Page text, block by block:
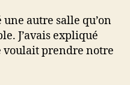
autre salle qu’on
J’avais expliqué
voulait prendre notre